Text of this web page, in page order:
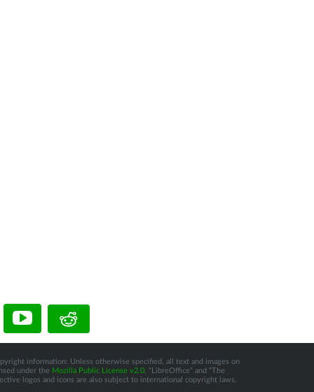
information: Unless otherwise specified, all text and images on
under the Mozilla Public License v2.0. “LibreOffice” and “The
logos and icons are also subject to international copyright laws.